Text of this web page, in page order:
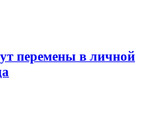
перемены в личной